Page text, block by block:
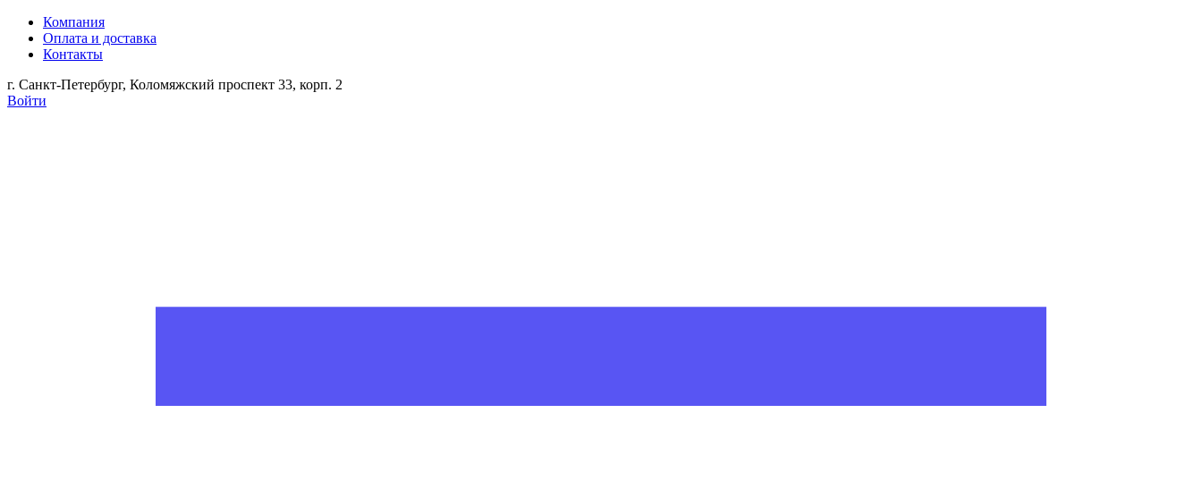
Компания
Оплата и доставка
Контакты
г. Санкт-Петербург, Коломяжский проспект 33, корп. 2
Войти